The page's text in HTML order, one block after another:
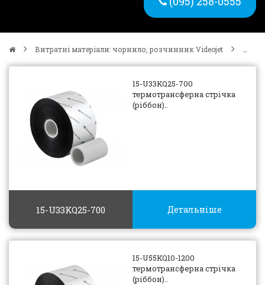
Витратні матеріали: чорнило, розчинник Videojet
15-U33KQ25-700
15-U33KQ25-700
термотрансферна стрічка
(ріббон)..
Детальніше
15-U55KQ10-1200
термотрансферна стрічка
(ріббон)..